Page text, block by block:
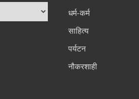
धर्म-कर्म
साहित्य
पर्यटन
नौकरशाही